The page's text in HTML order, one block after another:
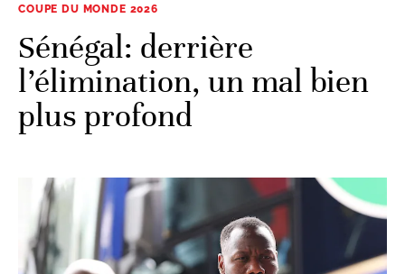
COUPE DU MONDE 2026
Sénégal: derrière
l’élimination, un mal bien
plus profond